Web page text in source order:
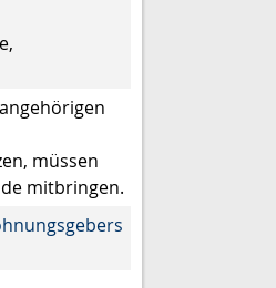
müssen
mitbringen.